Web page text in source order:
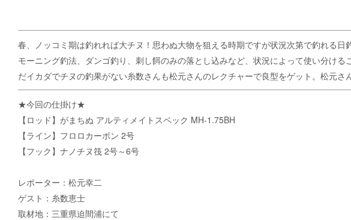
春、ノッコミ期は釣れれば大チヌ！思わぬ大物を狙える時期ですが状況次第で釣れる
モーニング釣法、ダンゴ釣り、刺し餌のみの落とし込みなど、状況によって使い分け
だイカダでチヌの釣果がない糸数さんも松元さんのレクチャーで良型をゲット。松元さ
★今回の仕掛け★
【ロッド】がまちぬ アルティメイトスペック MH-1.75BH
【ライン】フロロカーボン 2号
【フック】ナノチヌ筏 2号～6号
レポーター：松元幸二
ゲスト：糸数恵士
取材地：三重県迫間浦にて